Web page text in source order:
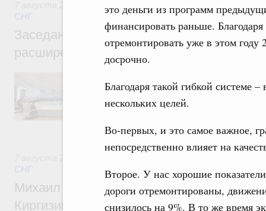
это деньги из программ
финансировать раньше.
отремонтировать уже в этом
досрочно.
Благодаря такой гибкой системе
нескольких целей.
Во-первых, и это самое важное,
непосредственно влияет на
Второе. У нас хорошие
дороги отремонтированы,
снизилось на 9%. В то же время
СНГ
Заседание Евразийского
расширенном составе
числе совершенствование кооперации в
регулирования и администрирования,
обеспечение продовольственной
рынка.
СНГ
Михаил Мишустин принял участие во
Киргизии Садыра Жапарова с главами